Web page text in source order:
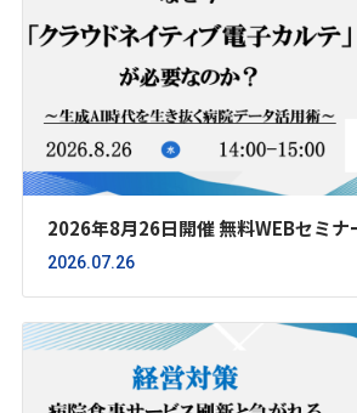
2026年8月26日開催 無料WEBセミナ
2026.07.26